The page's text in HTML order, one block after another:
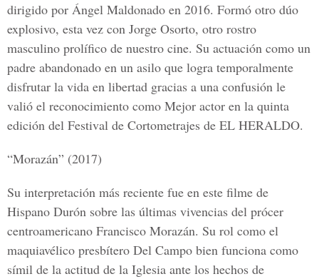
dirigido por Ángel Maldonado en 2016. Formó otro dúo
explosivo, esta vez con Jorge Osorto, otro rostro
masculino prolífico de nuestro cine. Su actuación como un
padre abandonado en un asilo que logra temporalmente
disfrutar la vida en libertad gracias a una confusión le
valió el reconocimiento como Mejor actor en la quinta
edición del Festival de Cortometrajes de EL HERALDO.
“Morazán” (2017)
Su interpretación más reciente fue en este filme de
Hispano Durón sobre las últimas vivencias del prócer
centroamericano Francisco Morazán. Su rol como el
maquiavélico presbítero Del Campo bien funciona como
símil de la actitud de la Iglesia ante los hechos de